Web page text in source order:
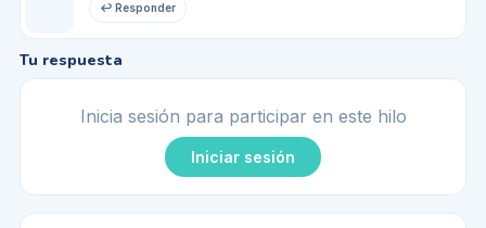
↩ Responder
Tu respuesta
Inicia sesión para participar en este hilo
Iniciar sesión